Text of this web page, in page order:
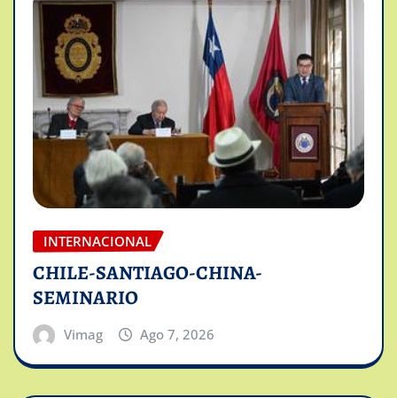
INTERNACIONAL
CHILE-SANTIAGO-CHINA-
SEMINARIO
Vimag Ago 7, 2026